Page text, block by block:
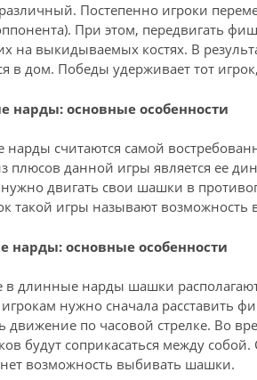
Постепенно игроки
При этом, передвигать
на выкидываемых костях. В
в дом. Победы удерживает тот
нарды: основные особенности
нарды считаются самой
плюсов данной игры является ее
нужно двигать свои шашки в
такой игры называют возможность
нарды: основные особенности
в длинные нарды шашки
нужно сначала расставить
движение по часовой стрелке. Во
будут соприкасаться между собой.
возможность выбивать шашки.